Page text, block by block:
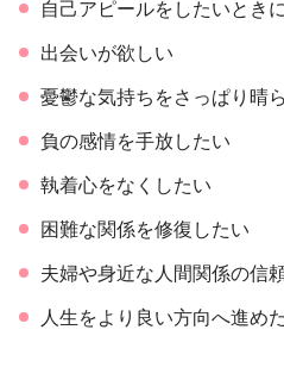
自己アピールをしたいときに
出会いが欲しい
憂鬱な気持ちをさっぱり晴
負の感情を手放したい
執着心をなくしたい
困難な関係を修復したい
夫婦や身近な人間関係の信
人生をより良い方向へ進め